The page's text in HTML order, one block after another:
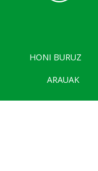
HONI BURUZ
ARAUAK